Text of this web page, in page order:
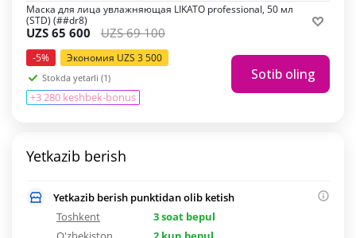
Маска для лица увлажняющая LIKATO professional, 50 мл
(STD) (##dr8)
UZS 65 600 UZS69 100
-5% Экономия UZS 3 500
Stokda yetarli (1)
+3 280 keshbek-bonus
Sotib oling
Yetkazib berish
Yetkazib berish punktidan olib ketish
Toshkent
3 soat bepul